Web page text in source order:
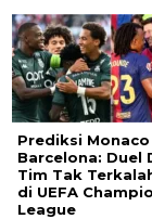
Prediksi Monaco
Barcelona: Duel
Tim Tak
di UEFA
League